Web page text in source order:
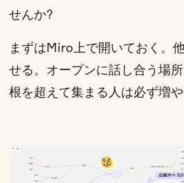
せんか?
まずはMiro上で開いておく。
せる。オープンに話し合う場
根を超えて集まる人は必ず増や